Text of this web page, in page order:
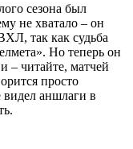
сезона был
не хватало – он
так как судьба
Но теперь он
– читайте, матчей
просто
аншлаги в